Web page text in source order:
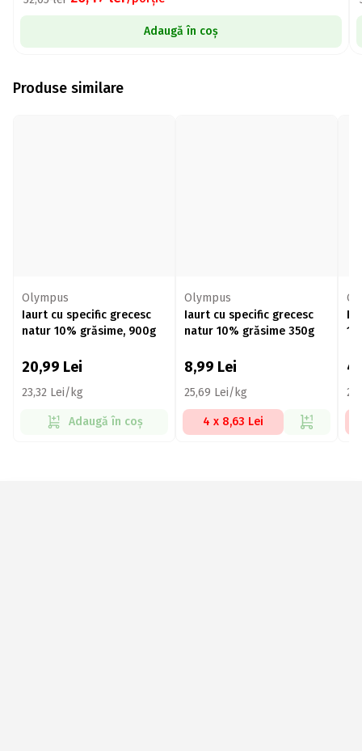
Adaugă în coș
Produse similare
Olympus
Iaurt cu specific grecesc
natur 10% grăsime, 900g
20,99 Lei
23,32 Lei/kg
Adaugă în coș
Olympus
Iaurt cu specific grecesc
natur 10% grăsime 350g
8,99 Lei
25,69 Lei/kg
4 x 8,63 Lei